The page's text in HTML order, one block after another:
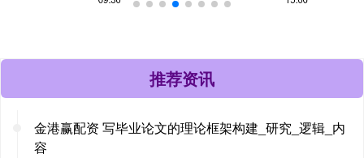
推荐资讯
金港赢配资 写毕业论文的理论框架构建_研究_逻辑_内
容